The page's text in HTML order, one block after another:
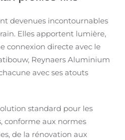
devenues incontournables
Elles apportent lumière,
connexion directe avec le
Reynaers Aluminium
avec ses atouts
standard pour les
conforme aux normes
de la rénovation aux